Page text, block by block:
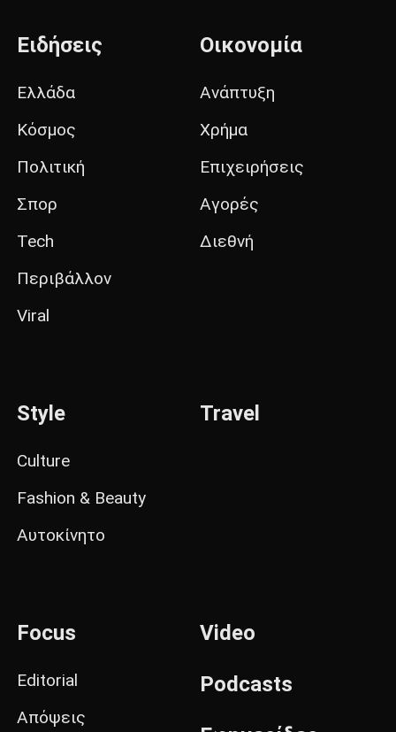
Ειδήσεις
Ελλάδα
Κόσμος
Πολιτική
Σπορ
Tech
Περιβάλλον
Viral
Οικονομία
Ανάπτυξη
Χρήμα
Επιχειρήσεις
Αγορές
Διεθνή
Style
Culture
Fashion & Beauty
Αυτοκίνητο
Travel
Focus
Editorial
Απόψεις
Video
Podcasts